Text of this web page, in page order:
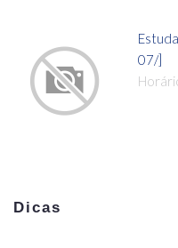
07/]
Dicas